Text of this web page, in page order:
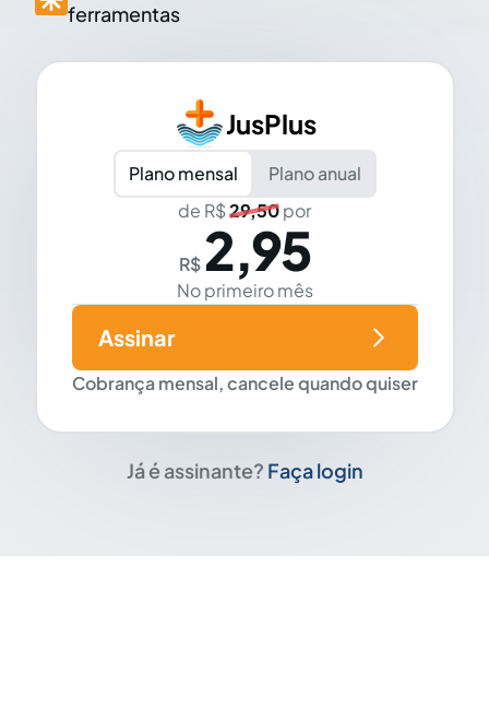
ferramentas
JusPlus
Plano mensal
Plano anual
de R$29,50por
R$ 2,95
No primeiro mês
Cobrança mensal, cancele quando quiser
Assinar
Já é assinante? Faça login